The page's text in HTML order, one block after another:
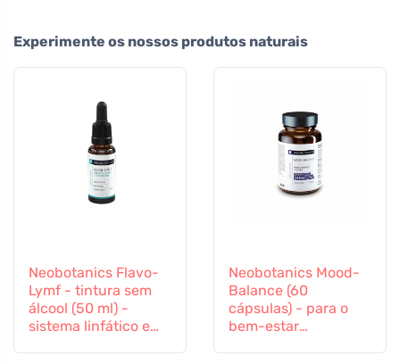
Experimente os nossos produtos naturais
Neobotanics Flavo-
Lymf - tintura sem
álcool (50 ml) -
sistema linfático e
Neobotanics Mood-
Balance (60
cápsulas) - para o
bem-estar